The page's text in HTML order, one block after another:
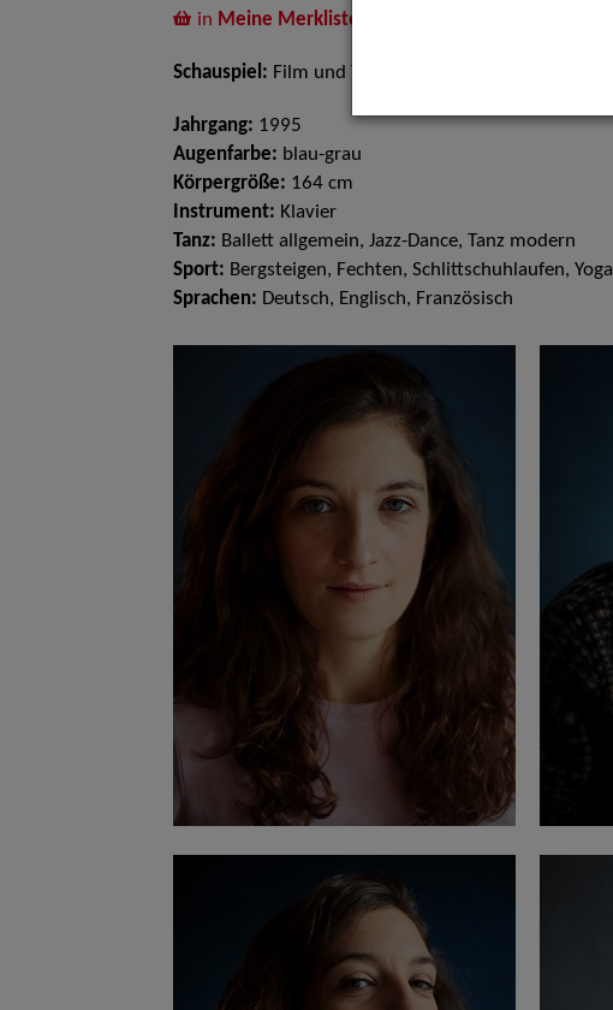
in Meine Merkliste
Schauspiel: Film und TV, Bühne
Jahrgang: 1995
Augenfarbe: blau-grau
Körpergröße: 164 cm
Instrument: Klavier
Tanz: Ballett allgemein, Jazz-Dance, Tanz modern
Sport: Bergsteigen, Fechten, Schlittschuhlaufen, Yoga
Sprachen: Deutsch, Englisch, Französisch